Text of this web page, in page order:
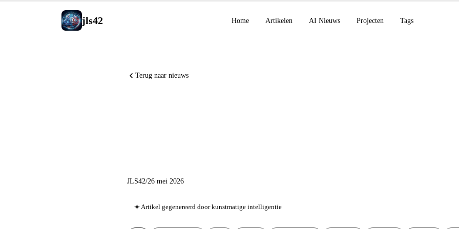
jls42 Home Artikelen AI Nieuws Projecten Tags
Terug naar nieuws
JLS42/26 mei 2026
Artikel gegenereerd door kunstmatige intelligentie